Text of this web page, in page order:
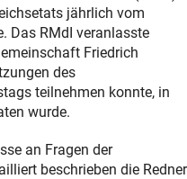
jährlich vom
Das RMdI veranlasste
Friedrich
des
teilnehmen konnte, in
wurde.
an Fragen der
beschrieben die Redner